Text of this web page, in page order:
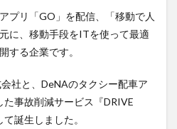
プリ「GO」を配信、「移動で人
に、移動手段をITを使って最適
する企業です。
社と、DeNAのタクシー配車ア
事故削減サービス『DRIVE
誕生しました。